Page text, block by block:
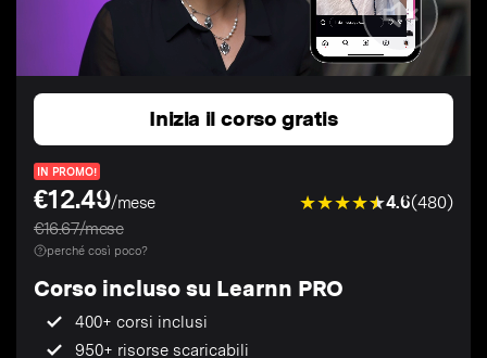
Inizia il corso gratis
IN PROMO!
€12.49/mese
€16.67/mese
4.6(480)
perché così poco?
Corso incluso su Learnn PRO
400+ corsi inclusi
950+ risorse scaricabili